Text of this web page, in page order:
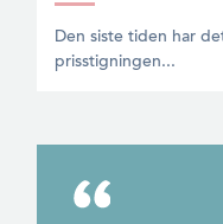
Den siste tiden har
prisstigningen...